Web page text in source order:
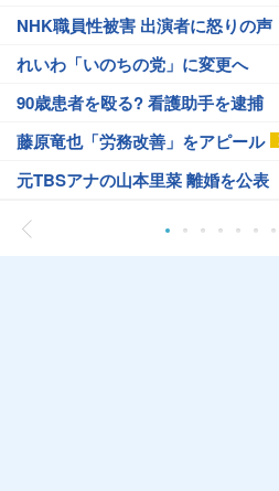
NHK職員性被害 出演者に怒りの声
れいわ「いのちの党」に変更へ
90歳患者を殴る? 看護助手を逮捕
藤原竜也「労務改善」をアピール
元TBSアナの山本里菜 離婚を公表